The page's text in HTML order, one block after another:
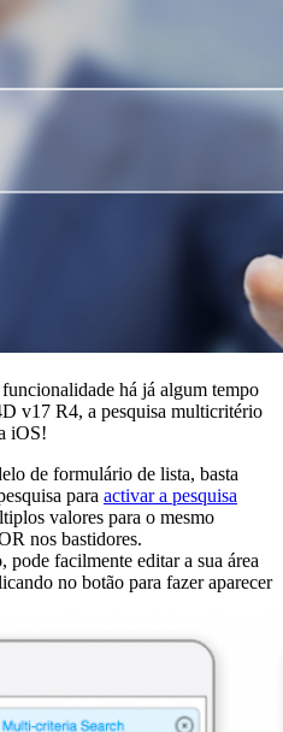
funcionalidade há já algum tempo
v17 R4, a pesquisa multicritério
iOS!
de formulário de lista, basta
para activar a pesquisa
valores para o mesmo
nos bastidores.
facilmente editar a sua área
no botão para fazer aparecer